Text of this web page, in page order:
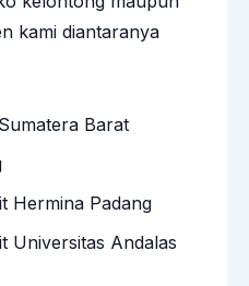
kami diantaranya
Barat
Hermina Padang
Universitas Andalas